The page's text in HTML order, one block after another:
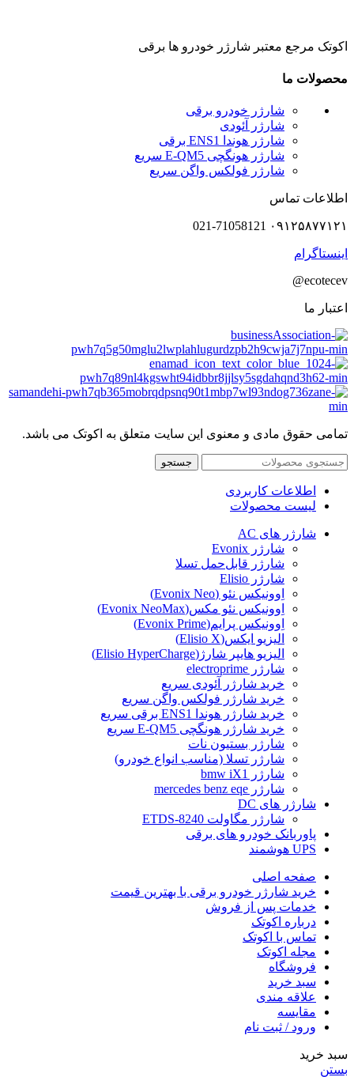
اکوتک مرجع معتبر شارژر خودرو ها برقی
محصولات ما
شارژر خودرو برقی
شارژر آئودی
شارژر هوندا ENS1 برقی
شارژر هونگچی E-QM5 سریع
شارژر فولکس واگن سریع
اطلاعات تماس
۰۹۱۲۵۸۷۷۱۲۱ 021-71058121
اینستاگرام
ecotecev@
اعتبار ما
تمامی حقوق مادی و معنوی این سایت متعلق به اکوتک می باشد.
جستجو
اطلاعات کاربردی
لیست محصولات
شارژر های AC
شارژر Evonix
شارژر قابل‌حمل تسلا
شارژر Elisio
اِوونیکس نئو (Evonix Neo)
اِوونیکس نئو مکس(Evonix NeoMax)
اِوونیکس پرایم(Evonix Prime)
الیزیو ایکس(Elisio X)
الیزیو هایپر شارژ(Elisio HyperCharge)
شارژر electroprime
خرید شارژر آئودی سریع
خرید شارژر فولکس واگن سریع
خرید شارژر هوندا ENS1 برقی سریع
خرید شارژر هونگچی E-QM5 سریع
شارژر بستیون نات
شارژر تسلا (مناسب انواع خودرو)
شارژر bmw iX1
شارژر mercedes benz eqe
شارژر های DC
شارژر مگاولت ETDS-8240
پاوربانک خودرو های برقی
UPS هوشمند
صفحه اصلی
خرید شارژر خودرو برقی با بهترین قیمت
خدمات پس از فروش
درباره اکوتک
تماس با اکوتک
مجله اکوتک
فروشگاه
سبد خرید
علاقه مندی
مقایسه
ورود / ثبت نام
سبد خرید
بستن